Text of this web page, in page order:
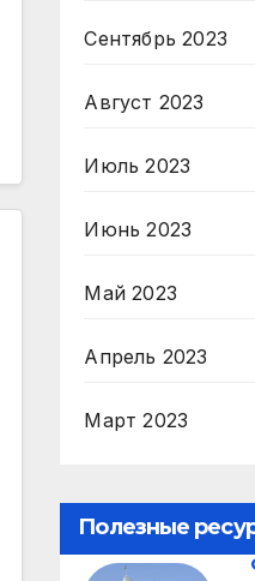
Сентябрь 2023
Август 2023
Июль 2023
Июнь 2023
Май 2023
Апрель 2023
Март 2023
Полезные